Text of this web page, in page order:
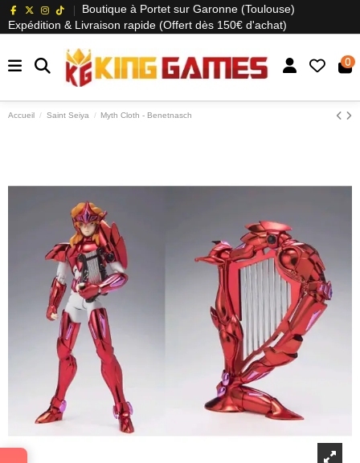
Boutique à Portet sur Garonne (Toulouse)
Expédition & Livraison rapide (Offert dès 150€ d'achat)
0
Accueil Saint Seiya Myth Cloth - Benetnasch